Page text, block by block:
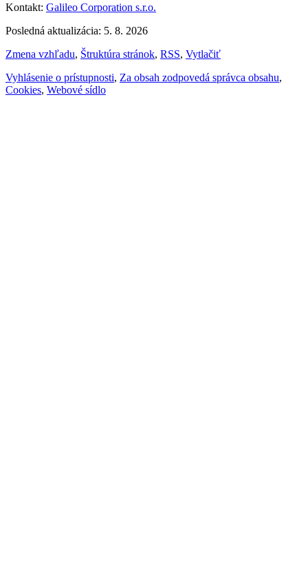
Kontakt: Galileo Corporation s.r.o.
Posledná aktualizácia: 5. 8. 2026
Zmena vzhľadu, Štruktúra stránok, RSS, Vytlačiť
Vyhlásenie o prístupnosti, Za obsah zodpovedá správca obsahu,
Cookies, Webové sídlo